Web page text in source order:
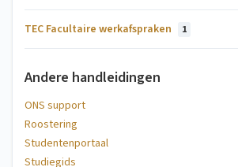
TEC Facultaire werkafspraken 1
Andere handleidingen
ONS support
Roostering
Studentenportaal
Studiegids